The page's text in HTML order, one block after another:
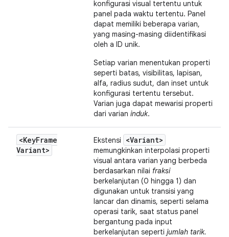
konfigurasi visual tertentu untuk
panel pada waktu tertentu. Panel
dapat memiliki beberapa varian,
yang masing-masing diidentifikasi
oleh a ID unik.
Setiap varian menentukan properti
seperti batas, visibilitas, lapisan,
alfa, radius sudut, dan inset untuk
konfigurasi tertentu tersebut.
Varian juga dapat mewarisi properti
dari varian induk.
<KeyFrame
Variant>
Ekstensi <Variant>
memungkinkan interpolasi properti
visual antara varian yang berbeda
berdasarkan nilai fraksi
berkelanjutan (0 hingga 1) dan
digunakan untuk transisi yang
lancar dan dinamis, seperti selama
operasi tarik, saat status panel
bergantung pada input
berkelanjutan seperti jumlah tarik.